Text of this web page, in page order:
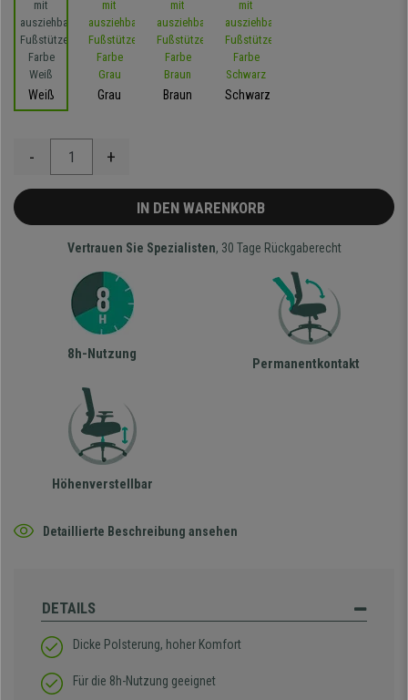
Weiß Grau Braun Schwarz
- +
IN DEN WARENKORB
Vertrauen Sie Spezialisten, 30 Tage Rückgaberecht
8h-Nutzung
Permanentkontakt
Höhenverstellbar
Detaillierte Beschreibung ansehen
DETAILS
Dicke Polsterung, hoher Komfort
Für die 8h-Nutzung geeignet